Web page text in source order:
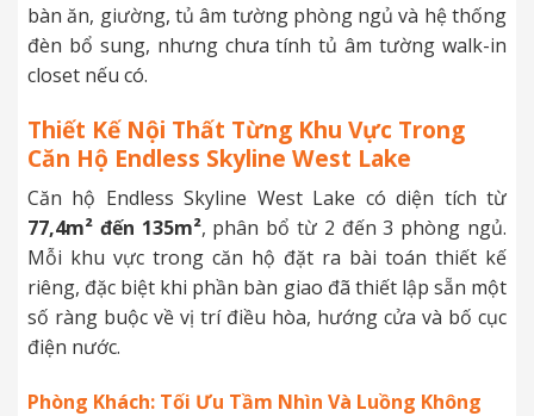
bàn ăn, giường, tủ âm tường phòng ngủ và hệ thống
đèn bổ sung, nhưng chưa tính tủ âm tường walk-in
closet nếu có.
Thiết Kế Nội Thất Từng Khu Vực Trong
Căn Hộ Endless Skyline West Lake
Căn hộ Endless Skyline West Lake có diện tích từ
77,4m² đến 135m², phân bổ từ 2 đến 3 phòng ngủ.
Mỗi khu vực trong căn hộ đặt ra bài toán thiết kế
riêng, đặc biệt khi phần bàn giao đã thiết lập sẵn một
số ràng buộc về vị trí điều hòa, hướng cửa và bố cục
điện nước.
Phòng Khách: Tối Ưu Tầm Nhìn Và Luồng Không